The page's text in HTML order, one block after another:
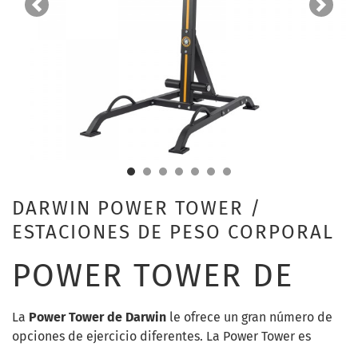
Previous Next
DARWIN POWER TOWER /
ESTACIONES DE PESO CORPORAL
POWER TOWER DE
La Power Tower de Darwin le ofrece un gran número de
opciones de ejercicio diferentes. La Power Tower es